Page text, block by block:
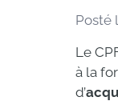
Posté
Le
à la
d’